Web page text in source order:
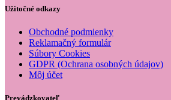
Užitočné odkazy
Obchodné podmienky
Reklamačný formulár
Súbory Cookies
GDPR (Ochrana osobných údajov)
Môj účet
Prevádzkovateľ